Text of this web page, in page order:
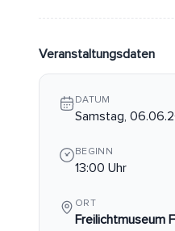
Veranstaltungsdaten
DATUM
Samstag,
BEGINN
13:00 Uhr
ORT
Freilichtmuseum